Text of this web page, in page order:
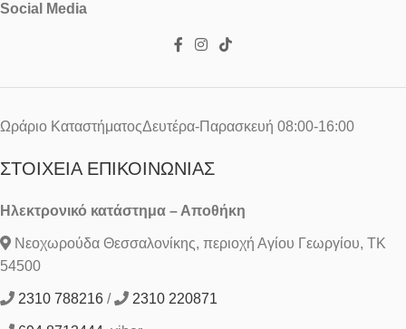
Social Media
Ωράριο ΚαταστήματοςΔευτέρα-Παρασκευή 08:00-16:00
ΣΤΟΙΧΕΊΑ ΕΠΙΚΟΙΝΩΝΊΑΣ
Ηλεκτρονικό κατάστημα – Αποθήκη
Νεοχωρούδα Θεσσαλονίκης, περιοχή Αγίου Γεωργίου, ΤΚ
54500
2310 788216 / 2310 220871